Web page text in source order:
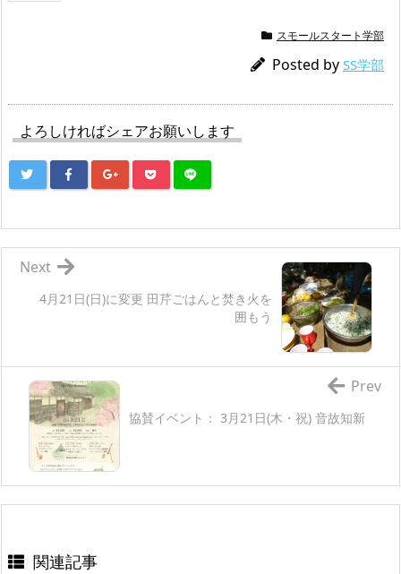
スモールスタート学部
Posted by SS学部
よろしければシェアお願いします
4月21日(日)に変更 田芹ごはんと焚き火を
囲もう
Next
協賛イベント： 3月21日(木・祝) 音故知新
Prev
関連記事